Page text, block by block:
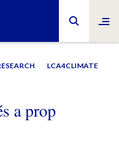
LCA4CLIMATE
a prop